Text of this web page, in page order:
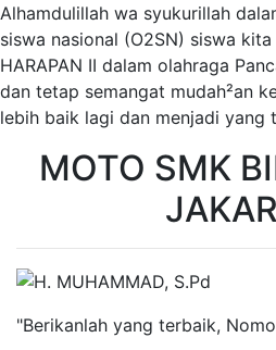
Alhamdulillah wa syukurillah
siswa nasional (O2SN) siswa
HARAPAN II dalam olahraga
dan tetap semangat mudah²an
lebih baik lagi dan menjadi yang
MOTO SMK
"Berikanlah yang terbaik,